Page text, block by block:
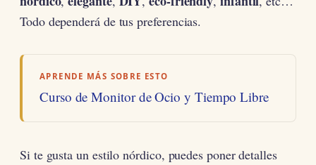
Todo dependerá de tus preferencias.
APRENDE MÁS SOBRE ESTO
Curso de Monitor de Ocio y Tiempo Libre
Si te gusta un estilo nórdico, puedes poner detalles